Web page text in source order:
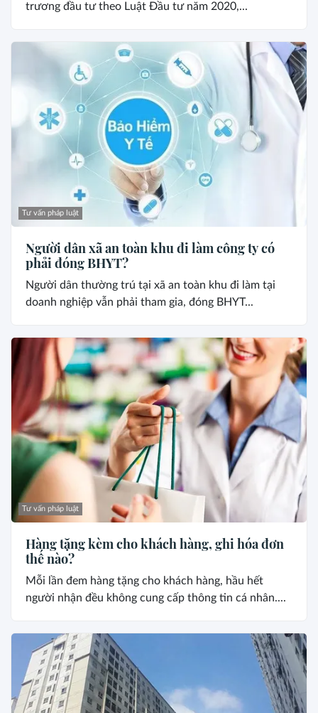
trương đầu tư theo Luật Đầu tư năm 2020,...
Tư vấn pháp luật
Người dân xã an toàn khu đi làm công ty có
phải đóng BHYT?
Người dân thường trú tại xã an toàn khu đi làm tại
doanh nghiệp vẫn phải tham gia, đóng BHYT...
Tư vấn pháp luật
Hàng tặng kèm cho khách hàng, ghi hóa đơn
thế nào?
Mỗi lần đem hàng tặng cho khách hàng, hầu hết
người nhận đều không cung cấp thông tin cá nhân....